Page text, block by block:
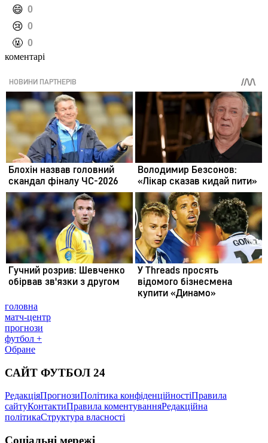
️😄 0
️😢 0
️🤬 0
коментарі
головна
матч-центр
прогнози
футбол +
Обране
САЙТ ФУТБОЛ 24
РедакціяПрогнозиПолітика конфіденційностіПравила
сайтуКонтактиПравила коментуванняРедакційна
політикаСтруктура власності
Соціальні мережі